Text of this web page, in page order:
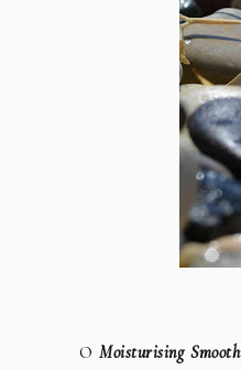
OMoisturising